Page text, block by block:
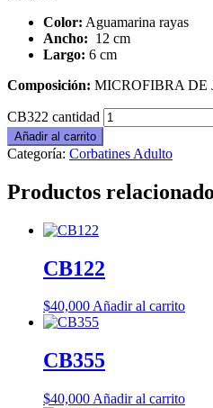
Color: Aguamarina rayas
Ancho: 12 cm
Largo: 6 cm
Composición: MICROFIBRA DE
CB322 cantidad
Añadir al carrito
Categoría: Corbatines Adulto
Productos
CB122
$40,000Añadir al carrito
CB355
$40,000 Añadir al carrito